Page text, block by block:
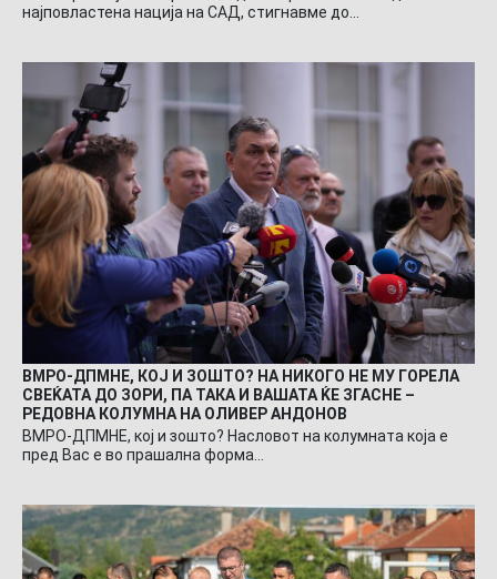
најповластена нација на САД, стигнавме до…
ВМРО-ДПМНЕ, КОЈ И ЗОШТО? НА НИКОГО НЕ МУ ГОРЕЛА
СВЕЌАТА ДО ЗОРИ, ПА ТАКА И ВАШАТА ЌЕ ЗГАСНЕ –
РЕДОВНА КОЛУМНА НА ОЛИВЕР АНДОНОВ
ВМРО-ДПМНЕ, кој и зошто? Насловот на колумната која е
пред Вас е во прашална форма…